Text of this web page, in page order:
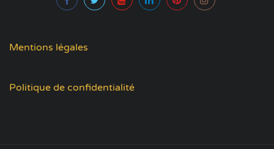
Mentions légales
Politique de confidentialité